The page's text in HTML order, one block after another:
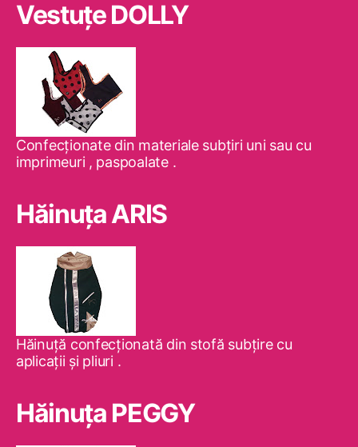
Vestuţe DOLLY
Confecţionate din materiale subţiri uni sau cu
imprimeuri , paspoalate .
Hăinuţa ARIS
Hăinuţă confecţionată din stofă subţire cu
aplicaţii şi pliuri .
Hăinuţa PEGGY